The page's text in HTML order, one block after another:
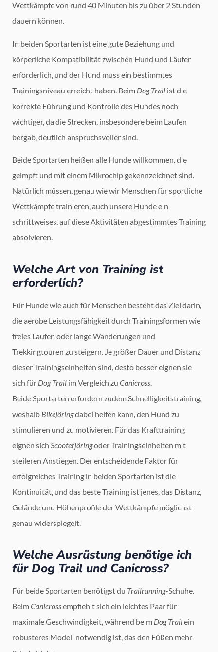
Wettkämpfe von rund 40 Minuten bis zu über 2 Stunden
dauern können.
In beiden Sportarten ist eine gute Beziehung und
körperliche Kompatibilität zwischen Hund und Läufer
erforderlich, und der Hund muss ein bestimmtes
Trainingsniveau erreicht haben. Beim Dog Trail ist die
korrekte Führung und Kontrolle des Hundes noch
wichtiger, da die Strecken, insbesondere beim Laufen
bergab, deutlich anspruchsvoller sind.
Beide Sportarten heißen alle Hunde willkommen, die
geimpft und mit einem Mikrochip gekennzeichnet sind.
Natürlich müssen, genau wie wir Menschen für sportliche
Wettkämpfe trainieren, auch unsere Hunde ein
schrittweises, auf diese Aktivitäten abgestimmtes Training
absolvieren.
Welche Art von Training ist
erforderlich?
Für Hunde wie auch für Menschen besteht das Ziel darin,
die aerobe Leistungsfähigkeit durch Trainingsformen wie
freies Laufen oder lange Wanderungen und
Trekkingtouren zu steigern. Je größer Dauer und Distanz
dieser Trainingseinheiten sind, desto besser eignen sie
sich für Dog Trail im Vergleich zu Canicross.
Beide Sportarten erfordern zudem Schnelligkeitstraining,
weshalb Bikejöringdabei helfen kann, den Hund zu
stimulieren und zu motivieren. Für das Krafttraining
eignen sich Scooterjöringoder Trainingseinheiten mit
steileren Anstiegen. Der entscheidende Faktor für
erfolgreiches Training in beiden Sportarten ist die
Kontinuität, und das beste Training ist jenes, das Distanz,
Gelände und Höhenprofile der Wettkämpfe möglichst
genau widerspiegelt.
Welche Ausrüstung benötige ich
für Dog Trail und Canicross?
Für beide Sportarten benötigst du Trailrunning-Schuhe.
BeimCanicrossempfiehlt sich ein leichtes Paar für
maximale Geschwindigkeit, während beim Dog Trailein
robusteres Modell notwendig ist, das den Füßen mehr